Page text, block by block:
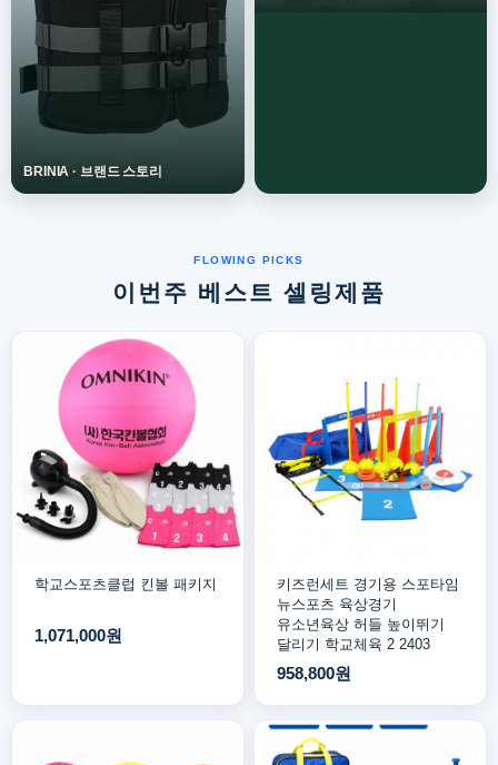
이번주 베스트 셀링제품
학교스포츠클럽 킨볼 패키지
1,071,000원
키즈런세트 경기용 스포타임
뉴스포츠 육상경기
유소년육상 허들 높이뛰기
달리기 학교체육 2 2403
958,800원